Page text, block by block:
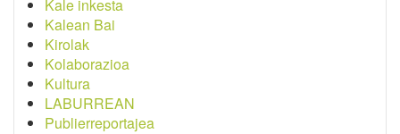
Kale inkesta
Kalean Bai
Kirolak
Kolaborazioa
Kultura
LABURREAN
Publierreportajea